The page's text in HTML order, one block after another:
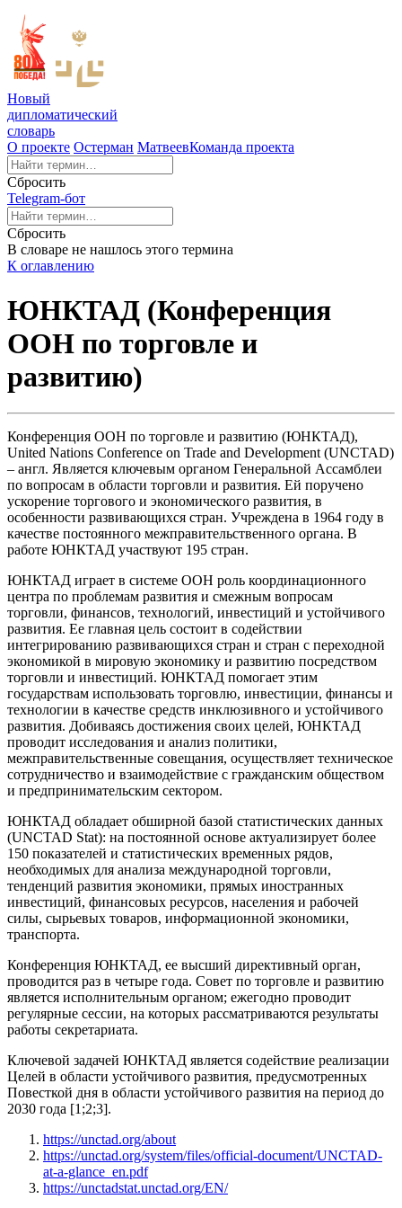
Новый
дипломатический
словарь
О проекте Остерман МатвеевКоманда проекта
Сбросить
Telegram-бот
Сбросить
В словаре не нашлось этого термина
К оглавлению
ЮНКТАД (Конференция
ООН по торговле и
развитию)
Конференция ООН по торговле и развитию (ЮНКТАД),
United Nations Conference on Trade and Development (UNCTAD)
– англ. Является ключевым органом Генеральной Ассамблеи
по вопросам в области торговли и развития. Ей поручено
ускорение торгового и экономического развития, в
особенности развивающихся стран. Учреждена в 1964 году в
качестве постоянного межправительственного органа. В
работе ЮНКТАД участвуют 195 стран.
ЮНКТАД играет в системе ООН роль координационного
центра по проблемам развития и смежным вопросам
торговли, финансов, технологий, инвестиций и устойчивого
развития. Ее главная цель состоит в содействии
интегрированию развивающихся стран и стран с переходной
экономикой в мировую экономику и развитию посредством
торговли и инвестиций. ЮНКТАД помогает этим
государствам использовать торговлю, инвестиции, финансы и
технологии в качестве средств инклюзивного и устойчивого
развития. Добиваясь достижения своих целей, ЮНКТАД
проводит исследования и анализ политики,
межправительственные совещания, осуществляет техническое
сотрудничество и взаимодействие с гражданским обществом
и предпринимательским сектором.
ЮНКТАД обладает обширной базой статистических данных
(UNCTAD Stat): на постоянной основе актуализирует более
150 показателей и статистических временных рядов,
необходимых для анализа международной торговли,
тенденций развития экономики, прямых иностранных
инвестиций, финансовых ресурсов, населения и рабочей
силы, сырьевых товаров, информационной экономики,
транспорта.
Конференция ЮНКТАД, ее высший директивный орган,
проводится раз в четыре года. Совет по торговле и развитию
является исполнительным органом; ежегодно проводит
регулярные сессии, на которых рассматриваются результаты
работы секретариата.
Ключевой задачей ЮНКТАД является содействие реализации
Целей в области устойчивого развития, предусмотренных
Повесткой дня в области устойчивого развития на период до
2030 года [1;2;3].
https://unctad.org/about
https://unctad.org/system/files/official-document/UNCTAD-
at-a-glance_en.pdf
https://unctadstat.unctad.org/EN/